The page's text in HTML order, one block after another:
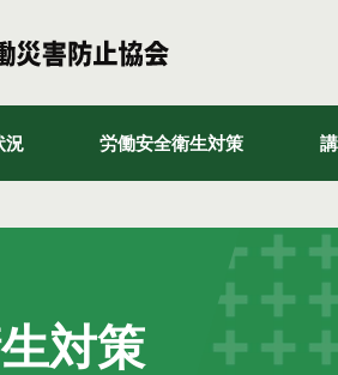
況 労働安全衛生対策
対策